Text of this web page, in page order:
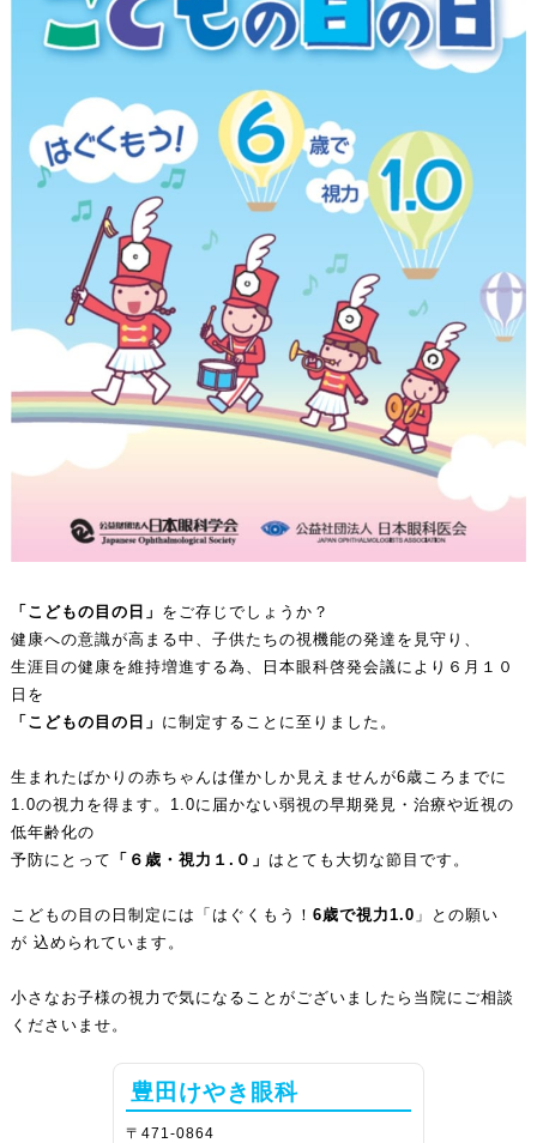
「こどもの目の日」 をご存じでしょうか？
健康への意識が高まる中、子供たちの視機能の発達を見守り、
生涯目の健康を維持増進する為、日本眼科啓発会議により６月１０
日を
「こどもの目の日」 に制定することに至りました。
生まれたばかりの赤ちゃんは僅かしか見えませんが6歳ころまでに
1.0の視力を得ます。1.0に届かない弱視の早期発見・治療や近視の
低年齢化の
予防にとって 「６歳・視力１.０」 はとても大切な節目です。
こどもの目の日制定には「はぐくもう！ 6歳で視力1.0 」との願い
が 込められています。
小さなお子様の視力で気になることがございましたら当院にご相談
くださいませ。
豊田けやき眼科
〒471-0864